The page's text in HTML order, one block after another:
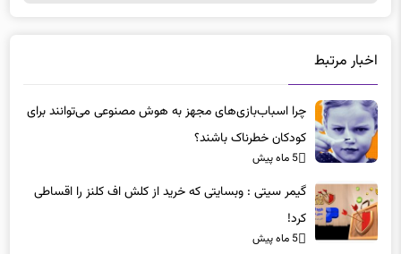
چرا اسباب‌بازی‌های مجهز به هوش مصنوعی می‌توانند برای
کودکان خطرناک باشند؟
5 ماه پیش
گیمر سیتی : وبسایتی که خرید از کلش اف کلنز را اقساطی
کرد!
5 ماه پیش
چرا مایکروسافت دیگر نمی‌خواهد برنده جنگ کنسول‌ها